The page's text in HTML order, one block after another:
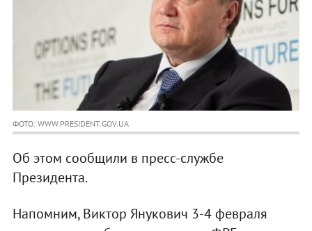
ФОТО: WWW.PRESIDENT.GOV.UA
Об этом сообщили в пресс-службе
Президента.
Напомним, Виктор Янукович 3-4 февраля